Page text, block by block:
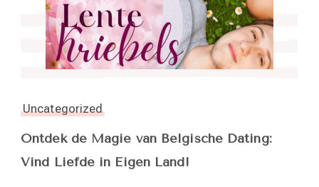
Uncategorized
Ontdek de Magie van Belgische Dating:
Vind Liefde in Eigen Land!